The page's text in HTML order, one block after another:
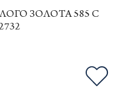
ЗОЛОТА 585 С